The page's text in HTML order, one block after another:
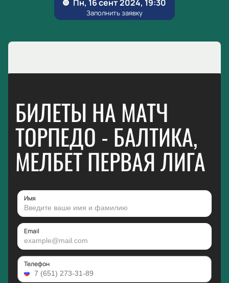
БИЛЕТЫ НА МАТЧ
ТОРПЕДО - БАЛТИКА,
МЕЛБЕТ ПЕРВАЯ ЛИГА
Имя
Email
Телефон